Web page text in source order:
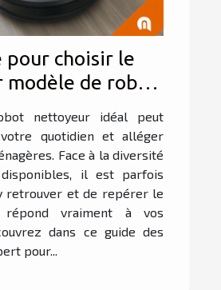
pour choisir le
modèle de robot
besoins
nettoyeur idéal peut
quotidien et alléger
Face à la diversité
il est parfois
retrouver et de repérer le
répond vraiment à vos
dans ce guide des
pour...